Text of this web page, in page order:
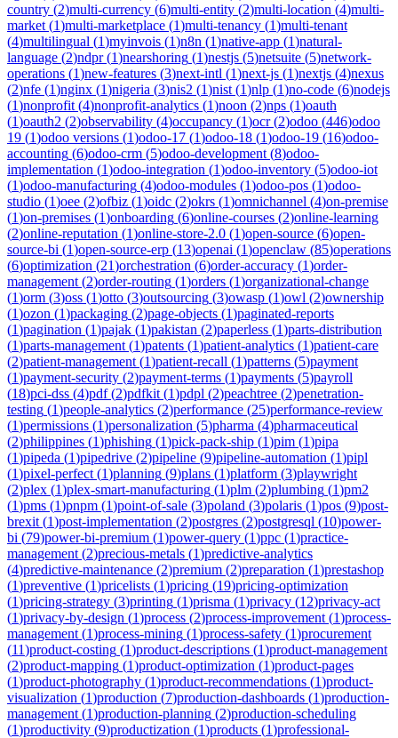
country (2)multi-currency (6)multi-entity (2)multi-location (4)multi-
market (1)multi-marketplace (1)multi-tenancy (1)multi-tenant
(4)multilingual (1)myinvois (1)n8n (1)native-app (1)natural-
language (2)ndpr(1)nearshoring (1)nestjs (5)netsuite (5)network-
operations (1)new-features (3)next-intl (1)next-js (1)nextjs (4)nexus
(2)nfe (1)nginx (1)nigeria (3)nis2 (1)nist (1)nlp (1)no-code (6)nodejs
(1)nonprofit (4)nonprofit-analytics (1)noon (2)nps (1)oauth
(1)oauth2 (2)observability (4)occupancy (1)ocr(2)odoo (446)odoo
19 (1)odoo versions (1)odoo-17 (1)odoo-18 (1)odoo-19 (16)odoo-
accounting (6)odoo-crm (5)odoo-development (8)odoo-
implementation (1)odoo-integration (1)odoo-inventory (5)odoo-iot
(1)odoo-manufacturing (4)odoo-modules (1)odoo-pos (1)odoo-
studio (1)oee (2)ofbiz (1)oidc (2)okrs (1)omnichannel (4)on-premise
(1)on-premises (1)onboarding (6)online-courses (2)online-learning
(2)online-reputation (1)online-store-2.0 (1)open-source (6)open-
source-bi (1)open-source-erp (13)openai (1)openclaw (85)operations
(6)optimization (21)orchestration (6)order-accuracy (1)order-
management (2)order-routing (1)orders (1)organizational-change
(1)orm (3)oss (1)otto (3)outsourcing (3)owasp (1)owl (2)ownership
(1)ozon (1)packaging (2)page-objects (1)paginated-reports
(1)pagination (1)pajak (1)pakistan (2)paperless (1)parts-distribution
(1)parts-management (1)patents (1)patient-analytics (1)patient-care
(2)patient-management (1)patient-recall (1)patterns (5)payment
(1)payment-security (2)payment-terms (1)payments (5)payroll
(18)pci-dss (4)pdf(2)pdfkit (1)pdpl (2)peachtree (2)penetration-
testing (1)people-analytics (2)performance (25)performance-review
(1)permissions (1)personalization (5)pharma (4)pharmaceutical
(2)philippines (1)phishing (1)pick-pack-ship (1)pim (1)pipa
(1)pipeda (1)pipedrive (2)pipeline (9)pipeline-automation (1)pipl
(1)pixel-perfect (1)planning (9)plans (1)platform (3)playwright
(2)plex (1)plex-smart-manufacturing (1)plm (2)plumbing (1)pm2
(1)pms (1)pnpm (1)point-of-sale (3)poland (3)polaris (1)pos (9)post-
brexit (1)post-implementation (2)postgres (2)postgresql (10)power-
bi (79)power-bi-premium (1)power-query (1)ppc (1)practice-
management (2)precious-metals (1)predictive-analytics
(4)predictive-maintenance (2)premium (2)preparation (1)prestashop
(1)preventive (1)pricelists (1)pricing (19)pricing-optimization
(1)pricing-strategy (3)printing (1)prisma (1)privacy (12)privacy-act
(1)privacy-by-design (1)process (2)process-improvement (1)process-
management (1)process-mining (1)process-safety (1)procurement
(11)product-costing (1)product-descriptions (1)product-management
(2)product-mapping (1)product-optimization (1)product-pages
(1)product-photography (1)product-recommendations (1)product-
visualization (1)production (7)production-dashboards (1)production-
management (1)production-planning (2)production-scheduling
(1)productivity (9)productization (1)products (1)professional-